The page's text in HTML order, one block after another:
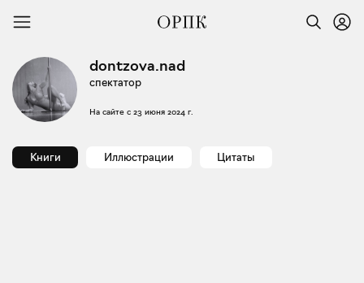
dontzova.nad
спектатор
На сайте с 23 июня 2024 г.
Книги Иллюстрации Цитаты